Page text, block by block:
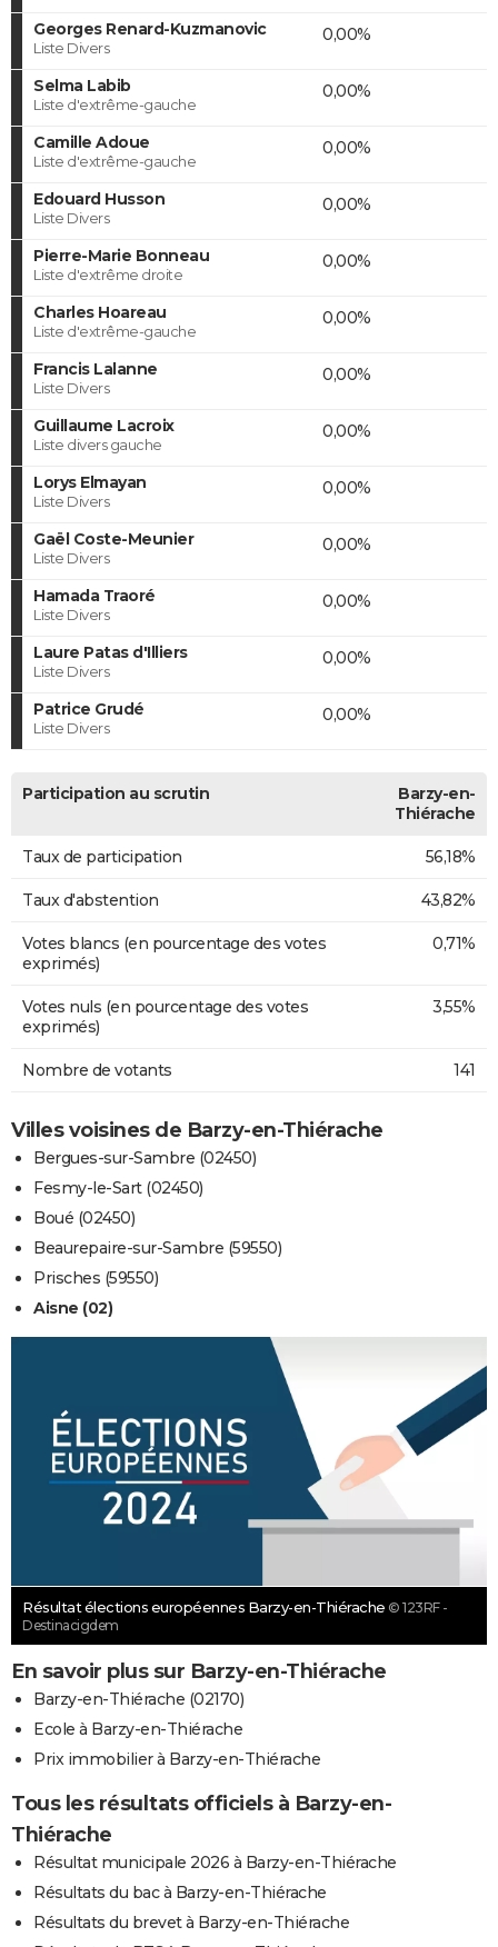
Georges Renard-Kuzmanovic
Liste Divers
0,00%
Selma Labib
Liste d'extrême-gauche
0,00%
Camille Adoue
Liste d'extrême-gauche
0,00%
Edouard Husson
Liste Divers
0,00%
Pierre-Marie Bonneau
Liste d'extrême droite
0,00%
Charles Hoareau
Liste d'extrême-gauche
0,00%
Francis Lalanne
Liste Divers
0,00%
Guillaume Lacroix
Liste divers gauche
0,00%
Lorys Elmayan
Liste Divers
0,00%
Gaël Coste-Meunier
Liste Divers
0,00%
Hamada Traoré
Liste Divers
0,00%
Laure Patas d'Illiers
Liste Divers
0,00%
Patrice Grudé
Liste Divers
0,00%
Participation au scrutin
Barzy-en-
Thiérache
Taux de participation 56,18%
Taux d'abstention 43,82%
Votes blancs (en pourcentage des votes
exprimés)
0,71%
Votes nuls (en pourcentage des votes
exprimés)
3,55%
Nombre de votants 141
Villes voisines de Barzy-en-Thiérache
Bergues-sur-Sambre (02450)
Fesmy-le-Sart (02450)
Boué (02450)
Beaurepaire-sur-Sambre (59550)
Prisches (59550)
Aisne (02)
Résultat élections européennes Barzy-en-Thiérache © 123RF -
Destinacigdem
En savoir plus sur Barzy-en-Thiérache
Barzy-en-Thiérache (02170)
Ecole à Barzy-en-Thiérache
Prix immobilier à Barzy-en-Thiérache
Tous les résultats officiels à Barzy-en-
Thiérache
Résultat municipale 2026 à Barzy-en-Thiérache
Résultats du bac à Barzy-en-Thiérache
Résultats du brevet à Barzy-en-Thiérache